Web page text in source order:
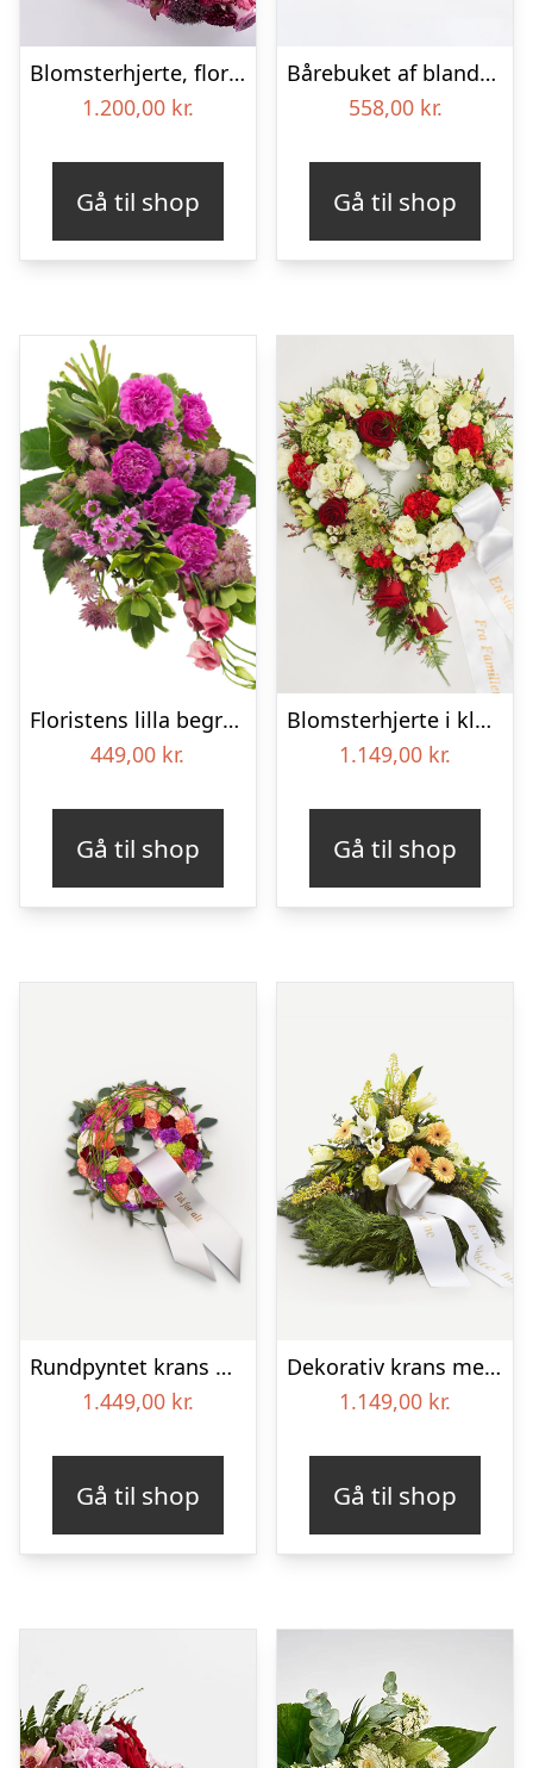
Blomsterhjerte, floristens valg – Blomster til begravelse
1.200,00 kr.
Gå til shop
Bårebuket af blandede blomster – Blomster til begravelse
558,00 kr.
Gå til shop
Floristens lilla begravelses­buket
449,00 kr.
Gå til shop
Blomsterhjerte i klassisk stil med bånd
1.149,00 kr.
Gå til shop
Rundpyntet krans med bånd
1.449,00 kr.
Gå til shop
Dekorativ krans med bånd
1.149,00 kr.
Gå til shop